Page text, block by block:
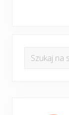
panel
Szukaj